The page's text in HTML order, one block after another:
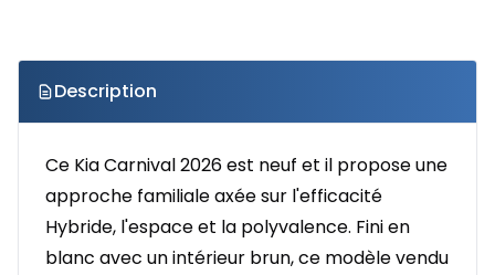
Description
Ce Kia Carnival 2026 est neuf et il propose une
approche familiale axée sur l'efficacité
Hybride, l'espace et la polyvalence. Fini en
blanc avec un intérieur brun, ce modèle vendu